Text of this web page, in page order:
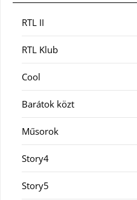
RTL II
RTL Klub
Cool
Barátok közt
Műsorok
Story4
Story5